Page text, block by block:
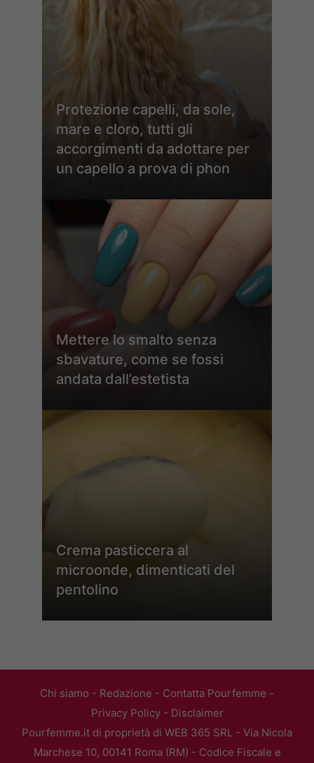
Protezione capelli, da sole,
mare e cloro, tutti gli
accorgimenti da adottare per
un capello a prova di phon
Mettere lo smalto senza
sbavature, come se fossi
andata dall’estetista
Crema pasticcera al
microonde, dimenticati del
pentolino
Chi siamo - Redazione - Contatta Pourfemme -
Privacy Policy- Disclaimer
Pourfemme.it di proprietà di WEB 365 SRL - Via Nicola
Marchese 10, 00141 Roma (RM) - Codice Fiscale e